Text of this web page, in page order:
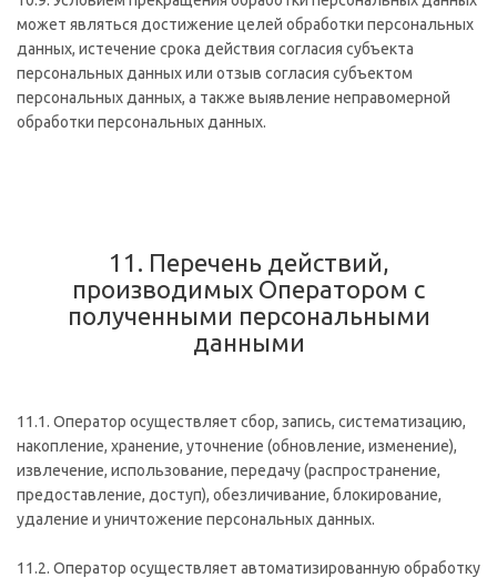
может являться достижение целей обработки персональных
данных, истечение срока действия согласия субъекта
персональных данных или отзыв согласия субъектом
персональных данных, а также выявление неправомерной
обработки персональных данных.
11. Перечень действий,
производимых Оператором с
полученными персональными
данными
11.1. Оператор осуществляет сбор, запись, систематизацию,
накопление, хранение, уточнение (обновление, изменение),
извлечение, использование, передачу (распространение,
предоставление, доступ), обезличивание, блокирование,
удаление и уничтожение персональных данных.
11.2. Оператор осуществляет автоматизированную обработку